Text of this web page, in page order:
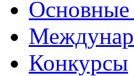
Основные
Конкурсы